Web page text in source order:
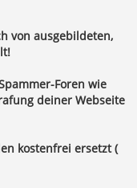
von ausgebildeten,
Foren wie
deiner Webseite
kostenfrei ersetzt (